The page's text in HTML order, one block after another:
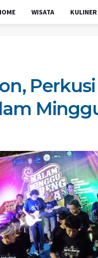
WISATA KULINER
Perkusi